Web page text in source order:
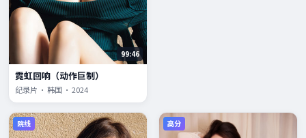
99:46
霓虹回响（动作巨制）
纪录片 · 韩国 · 2024
院线 高分